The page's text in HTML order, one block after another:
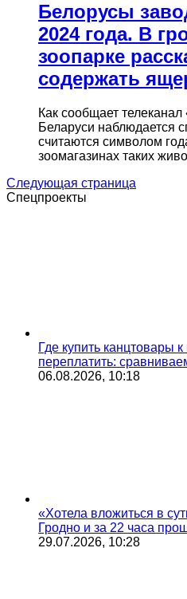
Белорусы
2024 года. В
зоопарке
содержать
Как сообщает
Беларуси наблюдается
считаются символом
зоомагазинах таких
Следующая страница
Спецпроекты
Где купить канцтовары
переплатить:
06.08.2026, 10:18
«Хотела вложиться в
Гродно и за 22 часа
29.07.2026, 10:28